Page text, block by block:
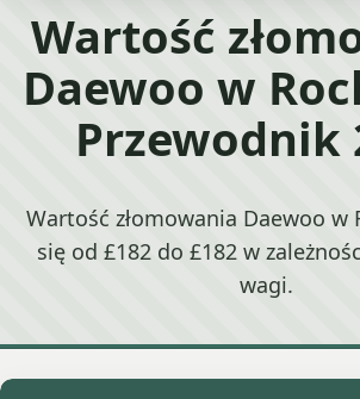
Wartość
Daewoo w
Przewodnik
Wartość złomowania Daewoo w
się od £182 do £182 w
wagi.